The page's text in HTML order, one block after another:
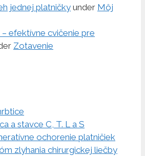
jednej platničky under Môj
efektívne cvičenie pre
Zotavenie
a stavce C, T. L a S
ochorenie platničiek
zlyhania chirurgickej liečby